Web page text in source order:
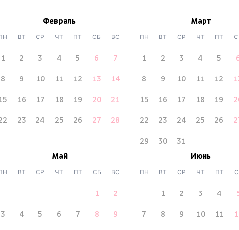
Февраль
ВТ СР ЧТ ПТ СБ ВС
1 2 3 4 5 6 7
8 9 10 11 12 13 14
15 16 17 18 19 20 21
23 24 25 26 27 28
Март
ПН ВТ СР ЧТ ПТ
1 2 3 4 5 6
8 9 10 11 12
15 16 17 18 19
22 23 24 25 26
29 30
31
Май
ВТ СР ЧТ ПТ СБ ВС
1 2
3 4 5 6 7 8 9
Июнь
ПН ВТ СР ЧТ ПТ
1 2 3 4
7 8 9 10 11